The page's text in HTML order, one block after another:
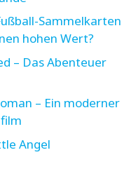
Sammelkarten
hohen Wert?
– Das Abenteuer
– Ein moderner
Angel